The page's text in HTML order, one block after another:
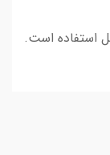
استفاده است.